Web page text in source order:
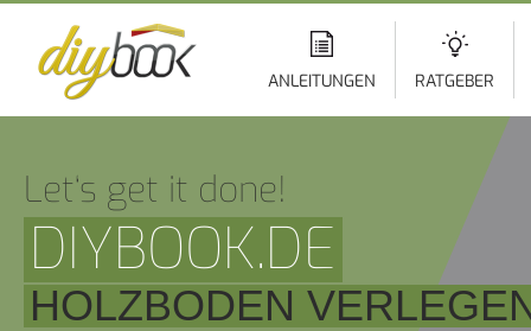
ANLEITUNGEN RATGEBER
Let‘s get it done!
DIYBOOK.DE
HOLZBODEN